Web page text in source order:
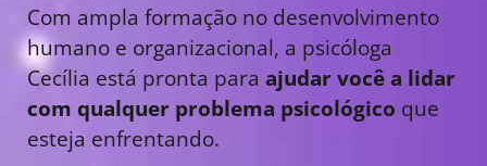
Com ampla formação no desenvolvimento
humano e organizacional, a psicóloga
Cecília está pronta para ajudar você a lidar
com qualquer problema psicológico que
esteja enfrentando.